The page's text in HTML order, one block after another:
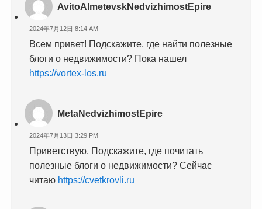
AvitoAlmetevskNedvizhimostEpire
2024年7月12日 8:14 AM
Всем привет! Подскажите, где найти полезные
блоги о недвижимости? Пока нашел
https://vortex-los.ru
MetaNedvizhimostEpire
2024年7月13日 3:29 PM
Приветствую. Подскажите, где почитать
полезные блоги о недвижимости? Сейчас
читаю https://cvetkrovli.ru